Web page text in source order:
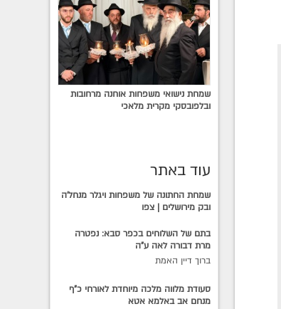
שמחת נישואי משפחות אוחנה מרחובות
ובלפובסקי מקרית מלאכי
עוד באתר
שמחת החתונה של משפחות ויגלר מנחל'ה
ובק מירושלים | צפו
בתם של השלוחים בכפר סבא: נפטרה
מרת דבורה לאה ע"ה
ברוך דיין האמת
סעודת מלווה מלכה מיוחדת לאורחי כ"ף
מנחם אב באלמא אטא